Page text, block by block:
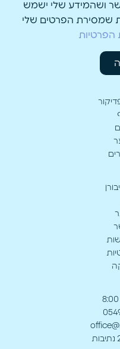
ושהמידע שלי ישמש
שמסירת הפרטים שלי
הפרטיות